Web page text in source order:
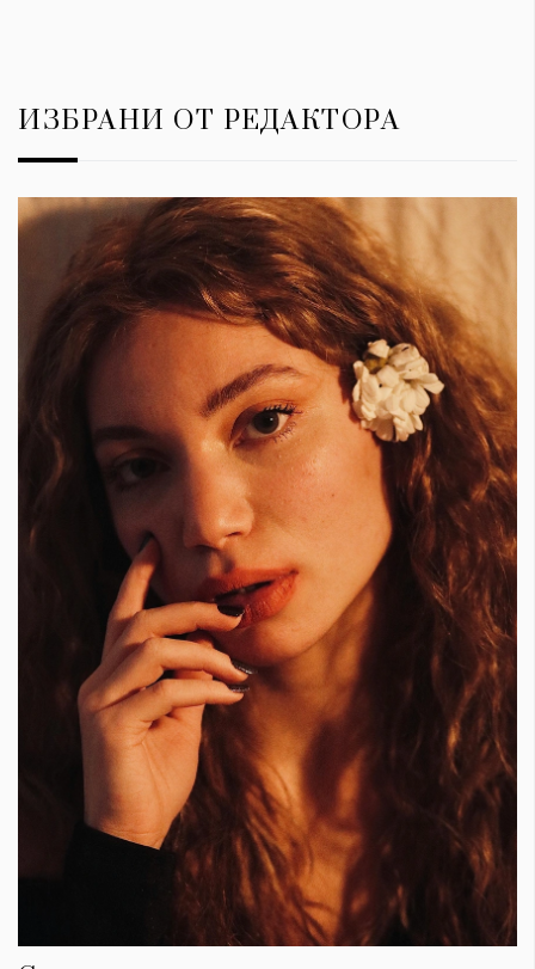
ИЗБРАНИ ОТ РЕДАКТОРА